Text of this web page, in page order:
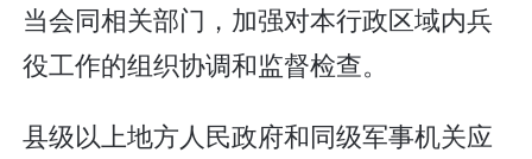
当会同相关部门，加强对本行政区域内兵
役工作的组织协调和监督检查。
县级以上地方人民政府和同级军事机关应